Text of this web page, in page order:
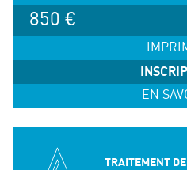
850 €
EN
TRAITEMENT DE